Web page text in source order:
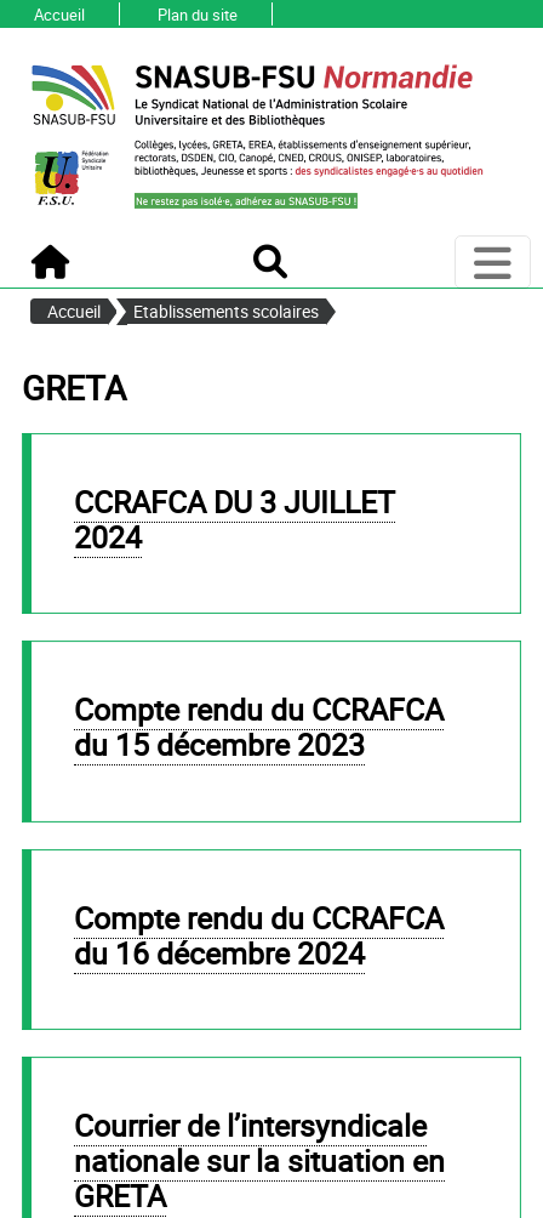
Accueil Plan du site
Accueil Recherche
Accueil Etablissements scolaires
GRETA
CCRAFCA DU 3 JUILLET
2024
Compte rendu du CCRAFCA
du 15 décembre 2023
Compte rendu du CCRAFCA
du 16 décembre 2024
Courrier de l’intersyndicale
nationale sur la situation en
GRETA